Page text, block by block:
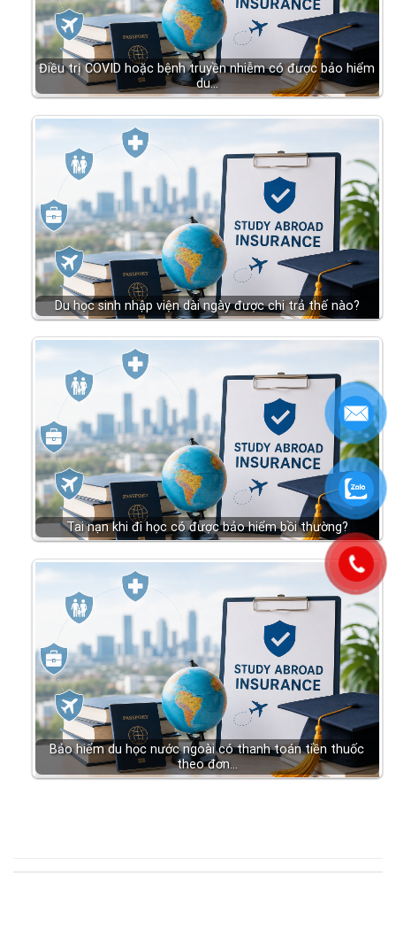
Điều trị COVID hoặc bệnh truyền nhiễm có được bảo hiểm
du…
Du học sinh nhập viện dài ngày được chi trả thế nào?
Tai nạn khi đi học có được bảo hiểm bồi thường?
Bảo hiểm du học nước ngoài có thanh toán tiền thuốc
theo đơn…